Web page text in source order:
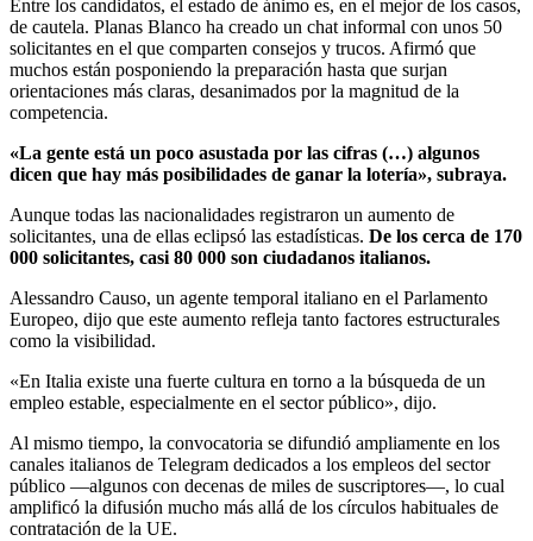
Entre los candidatos, el estado de ánimo es, en el mejor de los casos,
de cautela. Planas Blanco ha creado un chat informal con unos 50
solicitantes en el que comparten consejos y trucos. Afirmó que
muchos están posponiendo la preparación hasta que surjan
orientaciones más claras, desanimados por la magnitud de la
competencia.
«La gente está un poco asustada por las cifras (…) algunos
dicen que hay más posibilidades de ganar la lotería», subraya.
Aunque todas las nacionalidades registraron un aumento de
solicitantes, una de ellas eclipsó las estadísticas. De los cerca de 170
000 solicitantes, casi 80 000 son ciudadanos italianos.
Alessandro Causo, un agente temporal italiano en el Parlamento
Europeo, dijo que este aumento refleja tanto factores estructurales
como la visibilidad.
«En Italia existe una fuerte cultura en torno a la búsqueda de un
empleo estable, especialmente en el sector público», dijo.
Al mismo tiempo, la convocatoria se difundió ampliamente en los
canales italianos de Telegram dedicados a los empleos del sector
público —algunos con decenas de miles de suscriptores—, lo cual
amplificó la difusión mucho más allá de los círculos habituales de
contratación de la UE.